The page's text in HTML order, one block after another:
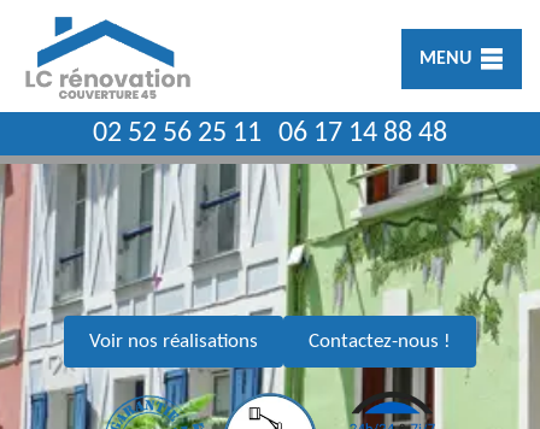
MENU
02 52 56 25 11 06 17 14 88 48
Voir nos réalisations Contactez-nous !